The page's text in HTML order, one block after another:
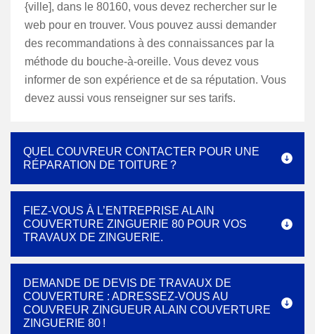
{ville], dans le 80160, vous devez rechercher sur le
web pour en trouver. Vous pouvez aussi demander
des recommandations à des connaissances par la
méthode du bouche-à-oreille. Vous devez vous
informer de son expérience et de sa réputation. Vous
devez aussi vous renseigner sur ses tarifs.
QUEL COUVREUR CONTACTER POUR UNE
RÉPARATION DE TOITURE ?
FIEZ-VOUS À L’ENTREPRISE ALAIN
COUVERTURE ZINGUERIE 80 POUR VOS
TRAVAUX DE ZINGUERIE.
DEMANDE DE DEVIS DE TRAVAUX DE
COUVERTURE : ADRESSEZ-VOUS AU
COUVREUR ZINGUEUR ALAIN COUVERTURE
ZINGUERIE 80 !